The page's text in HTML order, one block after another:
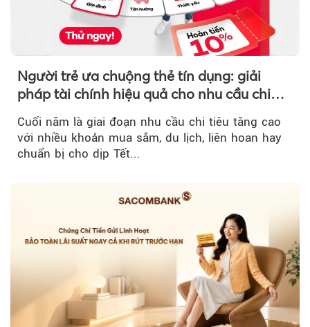
Người trẻ ưa chuộng thẻ tín dụng: giải
pháp tài chính hiệu quả cho nhu cầu chi
tiêu cuối năm
Cuối năm là giai đoạn nhu cầu chi tiêu tăng cao
với nhiều khoản mua sắm, du lịch, liên hoan hay
chuẩn bị cho dịp Tết...